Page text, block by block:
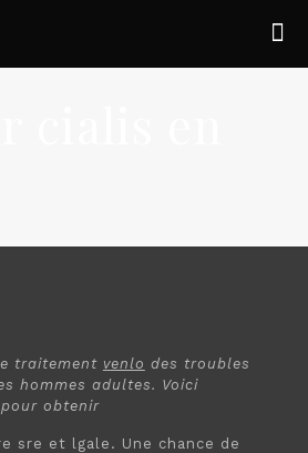
traitement venlo des troubles
hommes adultes. Voici
obtenir
sre et lgale. Une chance de